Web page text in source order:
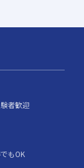
者歓迎
もOK